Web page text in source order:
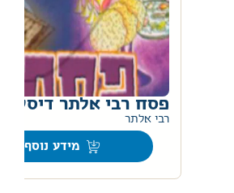
פסח רבי אלתר דיסק
רבי אלתר
מידע נוסף